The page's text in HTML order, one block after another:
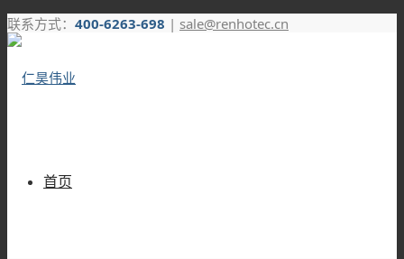
联系方式： 400-6263-698 | sale@renhotec.cn
首页